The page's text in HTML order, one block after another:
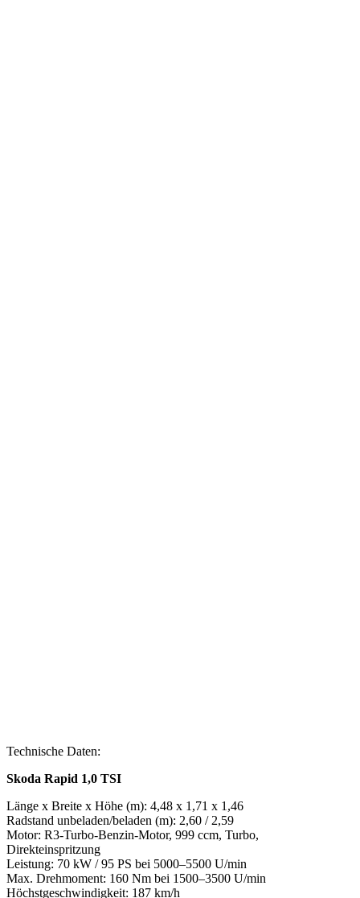
Technische Daten:
Skoda Rapid 1,0 TSI
Länge x Breite x Höhe (m): 4,48 x 1,71 x 1,46
Radstand unbeladen/beladen (m): 2,60 / 2,59
Motor: R3-Turbo-Benzin-Motor, 999 ccm, Turbo,
Direkteinspritzung
Leistung: 70 kW / 95 PS bei 5000–5500 U/min
Max. Drehmoment: 160 Nm bei 1500–3500 U/min
Höchstgeschwindigkeit: 187 km/h